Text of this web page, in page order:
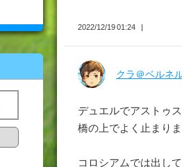
2022/12/19 01:24
クラ＠ベルネ
デュエルでアストゥ
橋の上でよく止まりま
コロシアムでは出し